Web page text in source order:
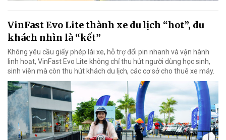
VinFast Evo Lite thành xe du lịch “hot”, du
khách nhìn là “kết”
Không yêu cầu giấy phép lái xe, hỗ trợ đổi pin nhanh và vận hành
linh hoạt, VinFast Evo Lite không chỉ thu hút người dùng học sinh,
sinh viên mà còn thu hút khách du lịch, các cơ sở cho thuê xe máy.